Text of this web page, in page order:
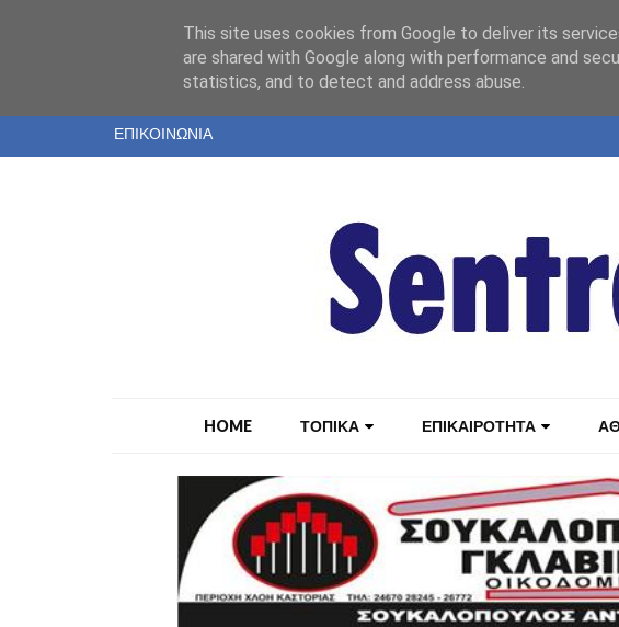
ΤΑΥΤΟΤΗΤΑ
ΕΝΤΥΠΗ ΕΚΔΟΣΗ
ΕΠΙΚΟΙΝΩΝΙΑ
HOME ΤΟΠΙΚΑ ΕΠΙΚΑΙΡΟΤΗΤΑ
This site uses cookies from Google to deliver its
are shared with Google along with performance and
statistics, and to detect and address abuse.